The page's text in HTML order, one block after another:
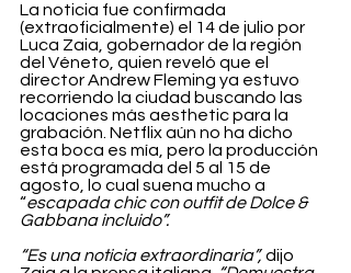
La noticia fue confirmada
(extraoficialmente) el 14 de julio por
Luca Zaia, gobernador de la región
del Véneto, quien reveló que el
director Andrew Fleming ya estuvo
recorriendo la ciudad buscando las
locaciones más aesthetic para la
grabación. Netflix aún no ha dicho
esta boca es mía, pero la producción
está programada del 5 al 15 de
agosto, lo cual suena mucho a
“escapada chic con outfit de Dolce &
Gabbana incluido”.
“Es una noticia extraordinaria”, dijo